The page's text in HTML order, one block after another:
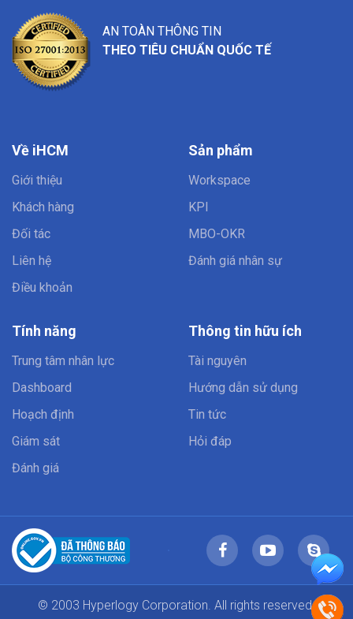
Về iHCM
Giới thiệu
Khách hàng
Đối tác
Liên hệ
Điều khoản
Sản phẩm
Workspace
KPI
MBO-OKR
Đánh giá nhân sự
Tính năng
Trung tâm nhân lực
Dashboard
Hoạch định
Giám sát
Đánh giá
Thông tin hữu ích
Tài nguyên
Hướng dẫn sử dụng
Tin tức
Hỏi đáp
AN TOÀN THÔNG TIN
THEO TIÊU CHUẨN QUỐC TẾ
© 2003 Hyperlogy Corporation. All rights reserved.